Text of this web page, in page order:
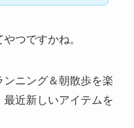
やつですかね。
ンニング＆朝散歩を楽
最近新しいアイテムを